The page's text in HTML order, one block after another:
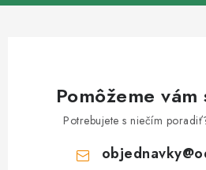
Pomôžeme
Potrebujete s niečím
objednavky@